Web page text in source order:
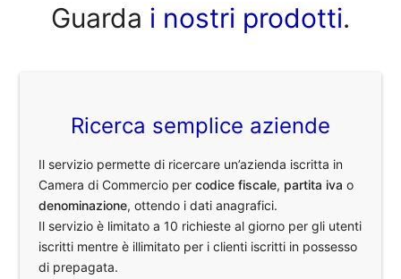
Guarda i nostri prodotti.
Ricerca semplice aziende
Il servizio permette di ricercare un’azienda iscritta in
Camera di Commercio percodice fiscale, partita iva o
denominazione, ottendo i dati anagrafici.
Il servizio è limitato a 10 richieste al giorno per gli utenti
iscritti mentre è illimitato per i clienti iscritti in possesso
di prepagata.